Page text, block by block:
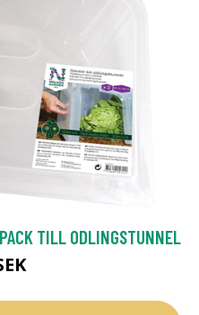
TILL ODLINGSTUNNEL